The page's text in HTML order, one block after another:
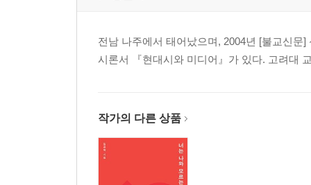
알 것 같다
광화문에 가야 한다
전남 나주에서 태어났으며, 2004년 [불교신
시론서 『현대시와 미디어』가 있다. 고려대
작가의 다른 상품